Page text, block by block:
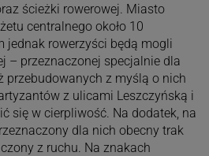
ścieżki rowerowej. Miasto
centralnego około 10
jednak rowerzyści będą mogli
– przeznaczonej specjalnie dla
przebudowanych z myślą o nich
z ulicami Leszczyńską i
się w cierpliwość. Na dodatek, na
dla nich obecny trak
z ruchu. Na znakach